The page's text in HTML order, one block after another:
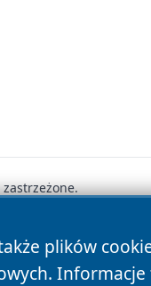
plików
Cookies